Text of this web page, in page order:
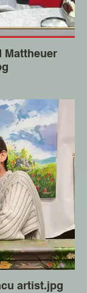
Mattheuer
artist.jpg